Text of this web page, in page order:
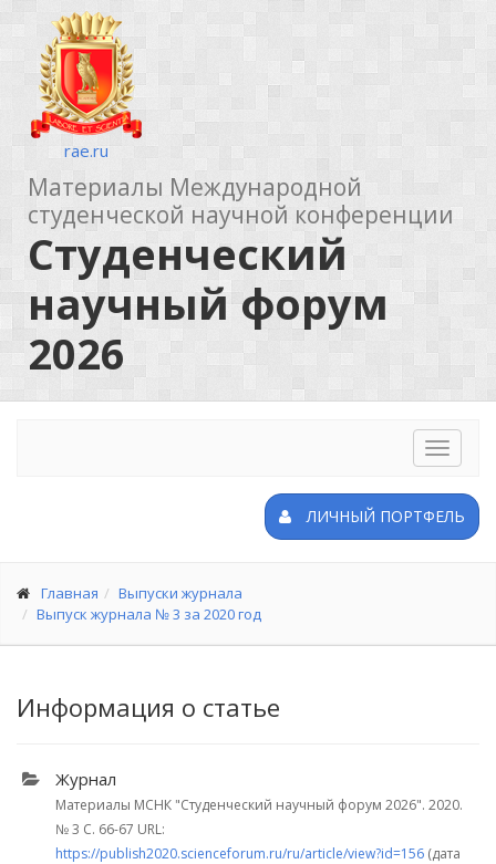
rae.ru
Материалы Международной
студенческой научной конференции
Студенческий
научный форум
2026
Toggle
ЛИЧНЫЙ ПОРТФЕЛЬ
Главная
Выпуски журнала
Выпуск журнала № 3 за 2020 год
Информация о статье
Журнал
Материалы МСНК "Студенческий научный форум 2026". 2020.
№ 3 С. 66-67 URL:
https://publish2020.scienceforum.ru/ru/article/view?id=156 (дата